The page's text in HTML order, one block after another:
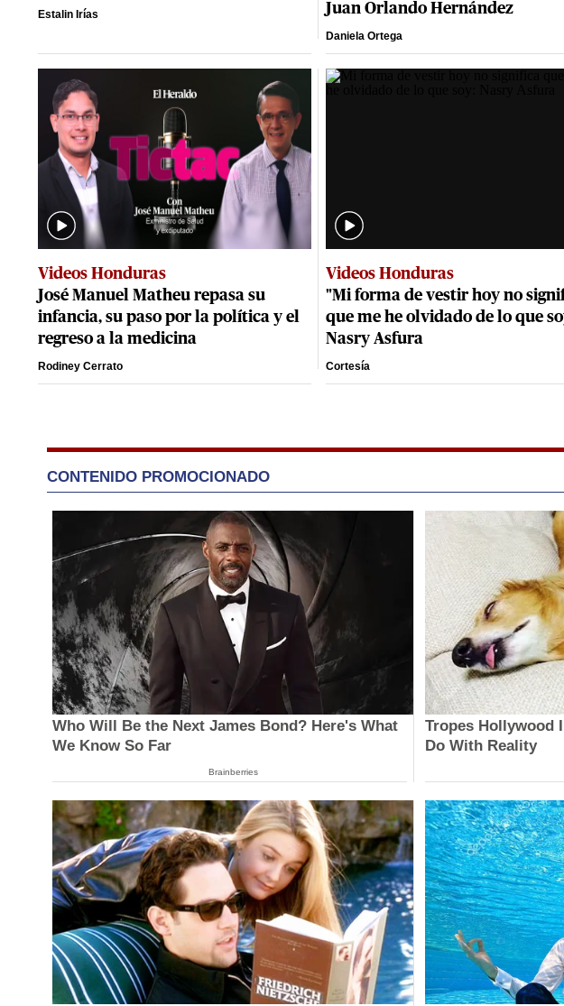
Estalin Irías
Juan Orlando Hernández
Daniela Ortega
Videos Honduras
José Manuel Matheu repasa su
infancia, su paso por la política y el
regreso a la medicina
Rodiney Cerrato
Videos Honduras
"Mi forma de vestir hoy no
que me he olvidado de lo que
Nasry Asfura
Cortesía
CONTENIDO PROMOCIONADO
Who Will Be the Next James Bond? Here's What
We Know So Far
Brainberries
Tropes Hollywood
Do With Reality